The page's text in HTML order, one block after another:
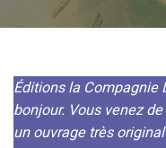
Éditions la Compagnie
bonjour. Vous venez
un ouvrage très